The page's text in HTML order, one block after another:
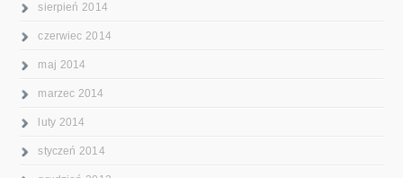
sierpień 2014
czerwiec 2014
maj 2014
marzec 2014
luty 2014
styczeń 2014